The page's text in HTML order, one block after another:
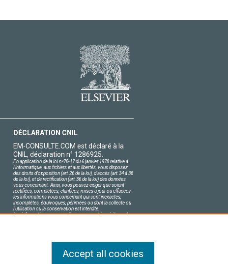
DÉCLARATION CNIL
EM-CONSULTE.COM est déclaré à la
CNIL, déclaration n° 1286925.
En application de la loi nº78-17 du 6 janvier 1978 relative à
l'informatique, aux fichiers et aux libertés, vous disposez
des droits d'opposition (art.26 de la loi), d'accès (art.34 à 38
de la loi), et de rectification (art.36 de la loi) des données
vous concernant. Ainsi, vous pouvez exiger que soient
rectifiées, complétées, clarifiées, mises à jour ou effacées
les informations vous concernant qui sont inexactes,
incomplètes, équivoques, périmées ou dont la collecte ou
l'utilisation ou la conservation est interdite.
Les informations personnelles concernant les visiteurs de
Accept all cookies